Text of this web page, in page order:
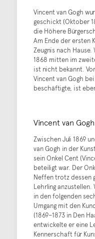
Vincent van Gogh
geschickt (Oktober
die Höhere
Am Ende der ersten
Zeugnis nach
1868 mitten im
ist nicht bekannt.
Vincent van Gogh
beschäftigte, ist
Vincent van
Zwischen Juli 1869
van Gogh in der
sein Onkel Cent
beteiligt war. Der
Neffen trotz dessen
Lehrling
in den folgenden
Umgang mit den
(1869–1873 in Den
entwickelte er eine
Kennerschaft für